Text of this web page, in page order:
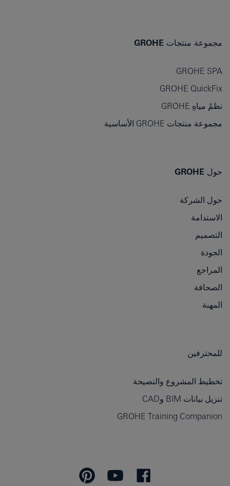
مجموعة منتجات GROHE
GROHE SPA
GROHE QuickFix
نظمُ مياهِ GROHE
مجموعة منتجات GROHE الأساسية
حول GROHE
حول الشركة
الاستدامة
التصميم
الجودة
المراجع
الصحافة
المهنة
للمحترفين
تخطيط المشروع والنصيحة
تنزيل بيانات BIM وCAD
GROHE Training Companion